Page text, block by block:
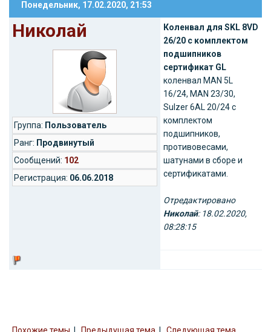
Понедельник, 17.02.2020, 21:53
Николай
Группа: Пользователь
Ранг: Продвинутый
Cообщений: 102
Регистрация: 06.06.2018
Коленвал для SKL 8VD
26/20 с комплектом
подшипников
сертификат GL
коленвал MAN 5L
16/24, MAN 23/30,
Sulzer 6AL 20/24 c
комплектом
подшипников,
противовесами,
шатунами в сборе и
сертификатами.
Отредактировано
Николай: 18.02.2020,
08:28:15
Похожие темы Предыдущая тема Следующая тема